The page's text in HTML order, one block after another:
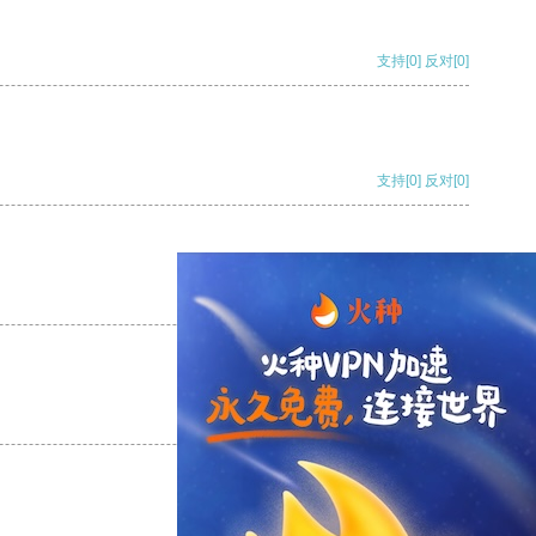
支持[0] 反对[0]
支持[0] 反对[0]
支持
支持[0] 反对[0]